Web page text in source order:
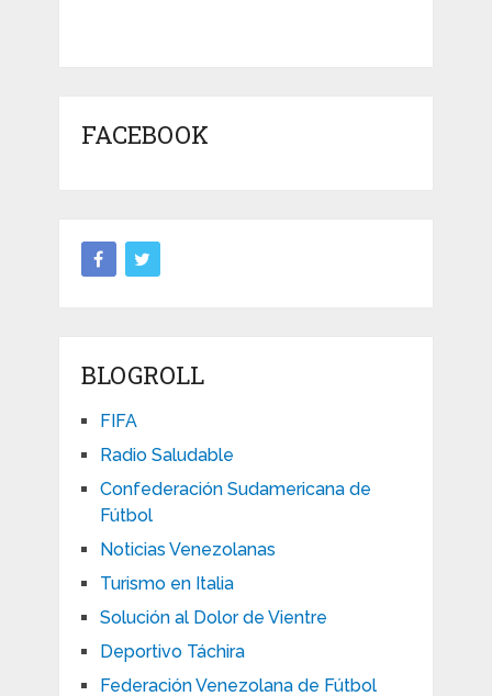
FACEBOOK
BLOGROLL
FIFA
Radio Saludable
Confederación Sudamericana de
Fútbol
Noticias Venezolanas
Turismo en Italia
Solución al Dolor de Vientre
Deportivo Táchira
Federación Venezolana de Fútbol